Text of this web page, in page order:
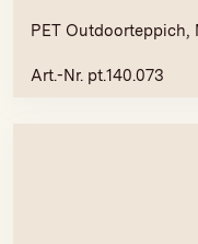
PET Outdoorteppich,
Art.-Nr. pt.140.073